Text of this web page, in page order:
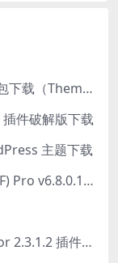
Divi v5.1.1 wordpress主题模板打包下载（Theme + Builder+ Extra Theme + Templates + Layouts + PSD）
件破解版下载
主题下载
亲测Advanced Custom Fields (ACF) Pro v6.8.0.1 + Advanced Custom Fields: Extended PRO v0.9.2.3 | 网站开发自定义字段插件下载
亲测Jet Theme Core For Elementor 2.3.1.2 插件下载